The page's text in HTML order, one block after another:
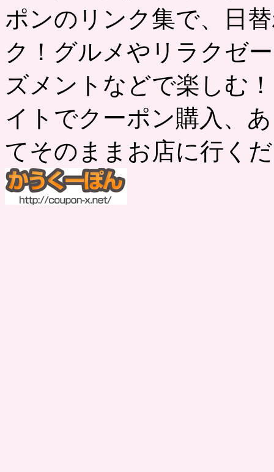
ポンのリンク集で、日
ク！グルメやリラクゼ
ズメントなどで楽しむ
イトでクーポン購入、
てそのままお店に行く